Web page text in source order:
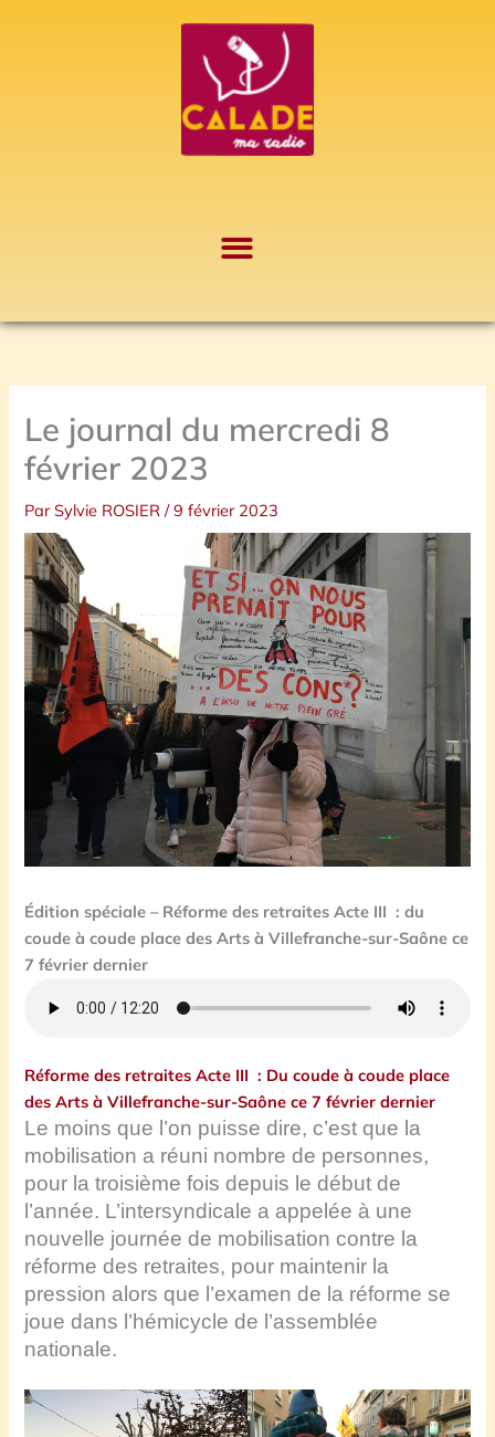
Le journal du mercredi 8
février 2023
ParSylvie ROSIER/9 février 2023
Édition spéciale – Réforme des retraites Acte III : du
coude à coude place des Arts à Villefranche-sur-Saône ce
7 février dernier
Réforme des retraites Acte III : Du coude à coude place
des Arts à Villefranche-sur-Saône ce 7 février dernier
Le moins que l’on puisse dire, c’est que la
mobilisation a réuni nombre de personnes,
pour la troisième fois depuis le début de
l’année. L’intersyndicale a appelée à une
nouvelle journée de mobilisation contre la
réforme des retraites, pour maintenir la
pression alors que l’examen de la réforme se
joue dans l’hémicycle de l’assemblée
nationale.